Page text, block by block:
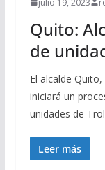
julio 19, 2023
Quito:
de
El alcalde
iniciará un
unidades de
Leer más